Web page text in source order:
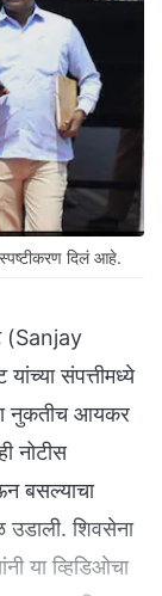
दिलं आहे.
(Sanjay
संपत्तीमध्ये
नुकतीच आयकर
नोटीस
बसल्याचा
शिवसेना
या व्हिडिओचा